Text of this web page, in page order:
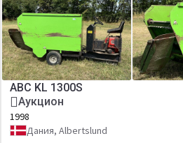
ABC KL 1300S
Аукцион
1998
Дания, Albertslund